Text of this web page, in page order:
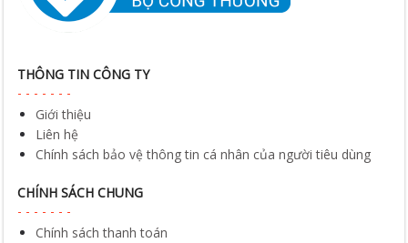
THÔNG TIN CÔNG TY
Giới thiệu
Liên hệ
Chính sách bảo vệ thông tin cá nhân của người tiêu dùng
CHÍNH SÁCH CHUNG
Chính sách thanh toán